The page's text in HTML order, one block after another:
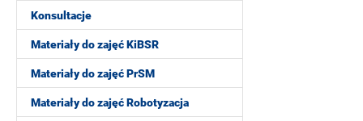
Konsultacje
Materiały do zajęć KiBSR
Materiały do zajęć PrSM
Materiały do zajęć Robotyzacja